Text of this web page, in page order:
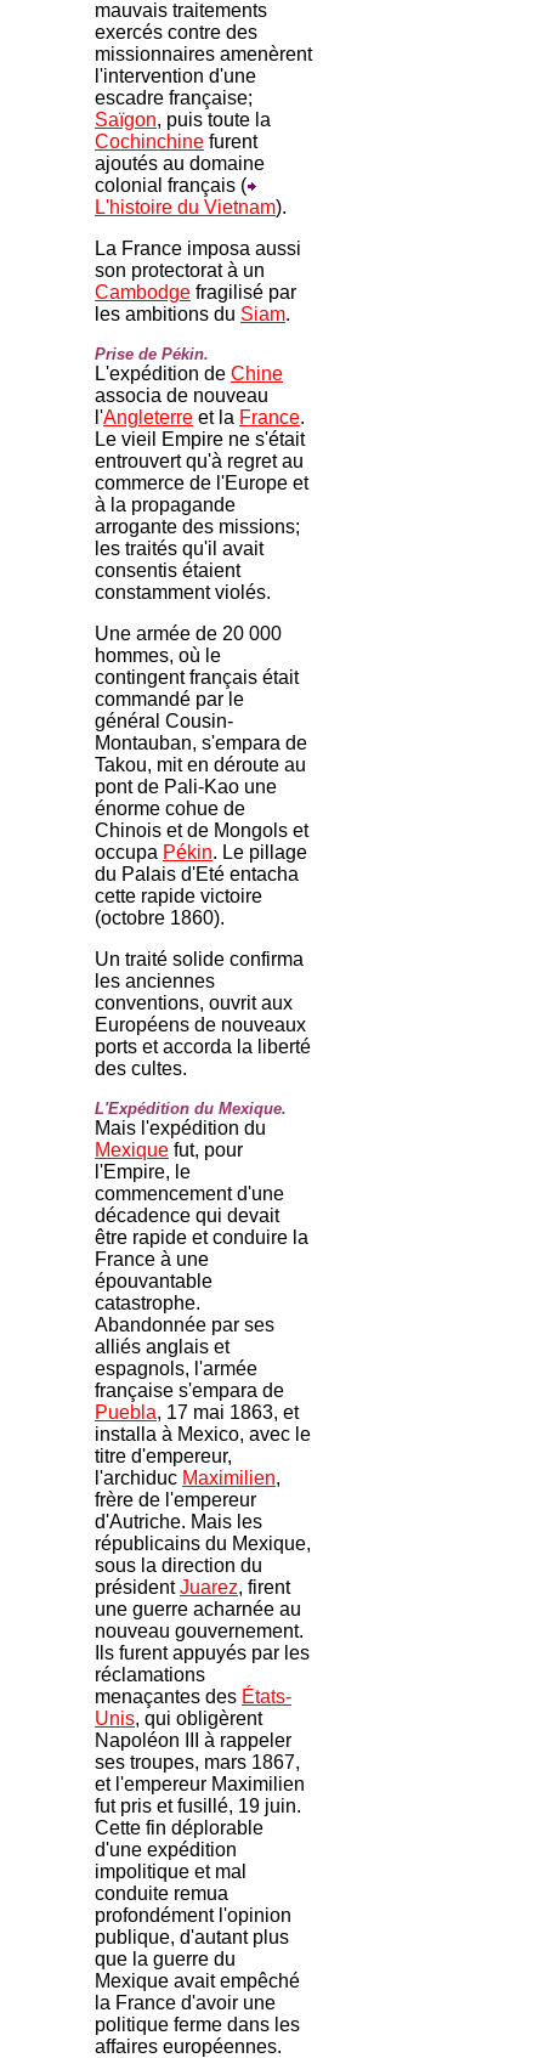
mauvais traitements
exercés contre des
missionnaires amenèrent
l'intervention d'une
escadre française;
Saïgon, puis toute la
Cochinchine furent
ajoutés au domaine
colonial français (
L'histoire du Vietnam).
La France imposa aussi
son protectorat à un
Cambodge fragilisé par
les ambitions du Siam.
Prise de Pékin.
L'expédition de Chine
associa de nouveau
l'Angleterre et la France.
Le vieil Empire ne s'était
entrouvert qu'à regret au
commerce de l'Europe et
à la propagande
arrogante des missions;
les traités qu'il avait
consentis étaient
constamment violés.
Une armée de 20 000
hommes, où le
contingent français était
commandé par le
général Cousin-
Montauban, s'empara de
Takou, mit en déroute au
pont de Pali-Kao une
énorme cohue de
Chinois et de Mongols et
occupa Pékin. Le pillage
du Palais d'Eté entacha
cette rapide victoire
(octobre 1860).
Un traité solide confirma
les anciennes
conventions, ouvrit aux
Européens de nouveaux
ports et accorda la liberté
des cultes.
L'Expédition du Mexique.
Mais l'expédition du
Mexique fut, pour
l'Empire, le
commencement d'une
décadence qui devait
être rapide et conduire la
France à une
épouvantable
catastrophe.
Abandonnée par ses
alliés anglais et
espagnols, l'armée
française s'empara de
Puebla, 17 mai 1863, et
installa à Mexico, avec le
titre d'empereur,
l'archiduc Maximilien,
frère de l'empereur
d'Autriche. Mais les
républicains du Mexique,
sous la direction du
présidentJuarez, firent
une guerre acharnée au
nouveau gouvernement.
Ils furent appuyés par les
réclamations
menaçantes des États-
Unis, qui obligèrent
Napoléon III à rappeler
ses troupes, mars 1867,
et l'empereur Maximilien
fut pris et fusillé, 19 juin.
Cette fin déplorable
d'une expédition
impolitique et mal
conduite remua
profondément l'opinion
publique, d'autant plus
que la guerre du
Mexique avait empêché
la France d'avoir une
politique ferme dans les
affaires européennes.